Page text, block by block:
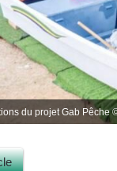
du projet Gab Pêche